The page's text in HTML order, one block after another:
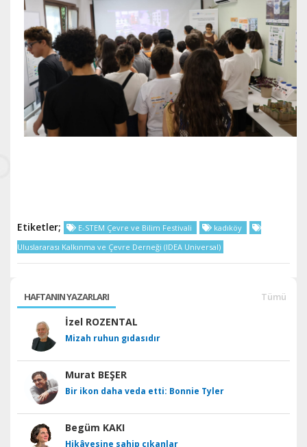
Etiketler; E-STEM Çevre ve Bilim Festivali
kadıköy
Uluslararası Kalkınma ve Çevre Derneği (IDEA Universal)
HAFTANIN YAZARLARI Tümü
İzel ROZENTAL
Mizah ruhun gıdasıdır
Murat BEŞER
Bir ikon daha veda etti: Bonnie Tyler
Begüm KAKI
Hikâyesine sahip çıkanlar